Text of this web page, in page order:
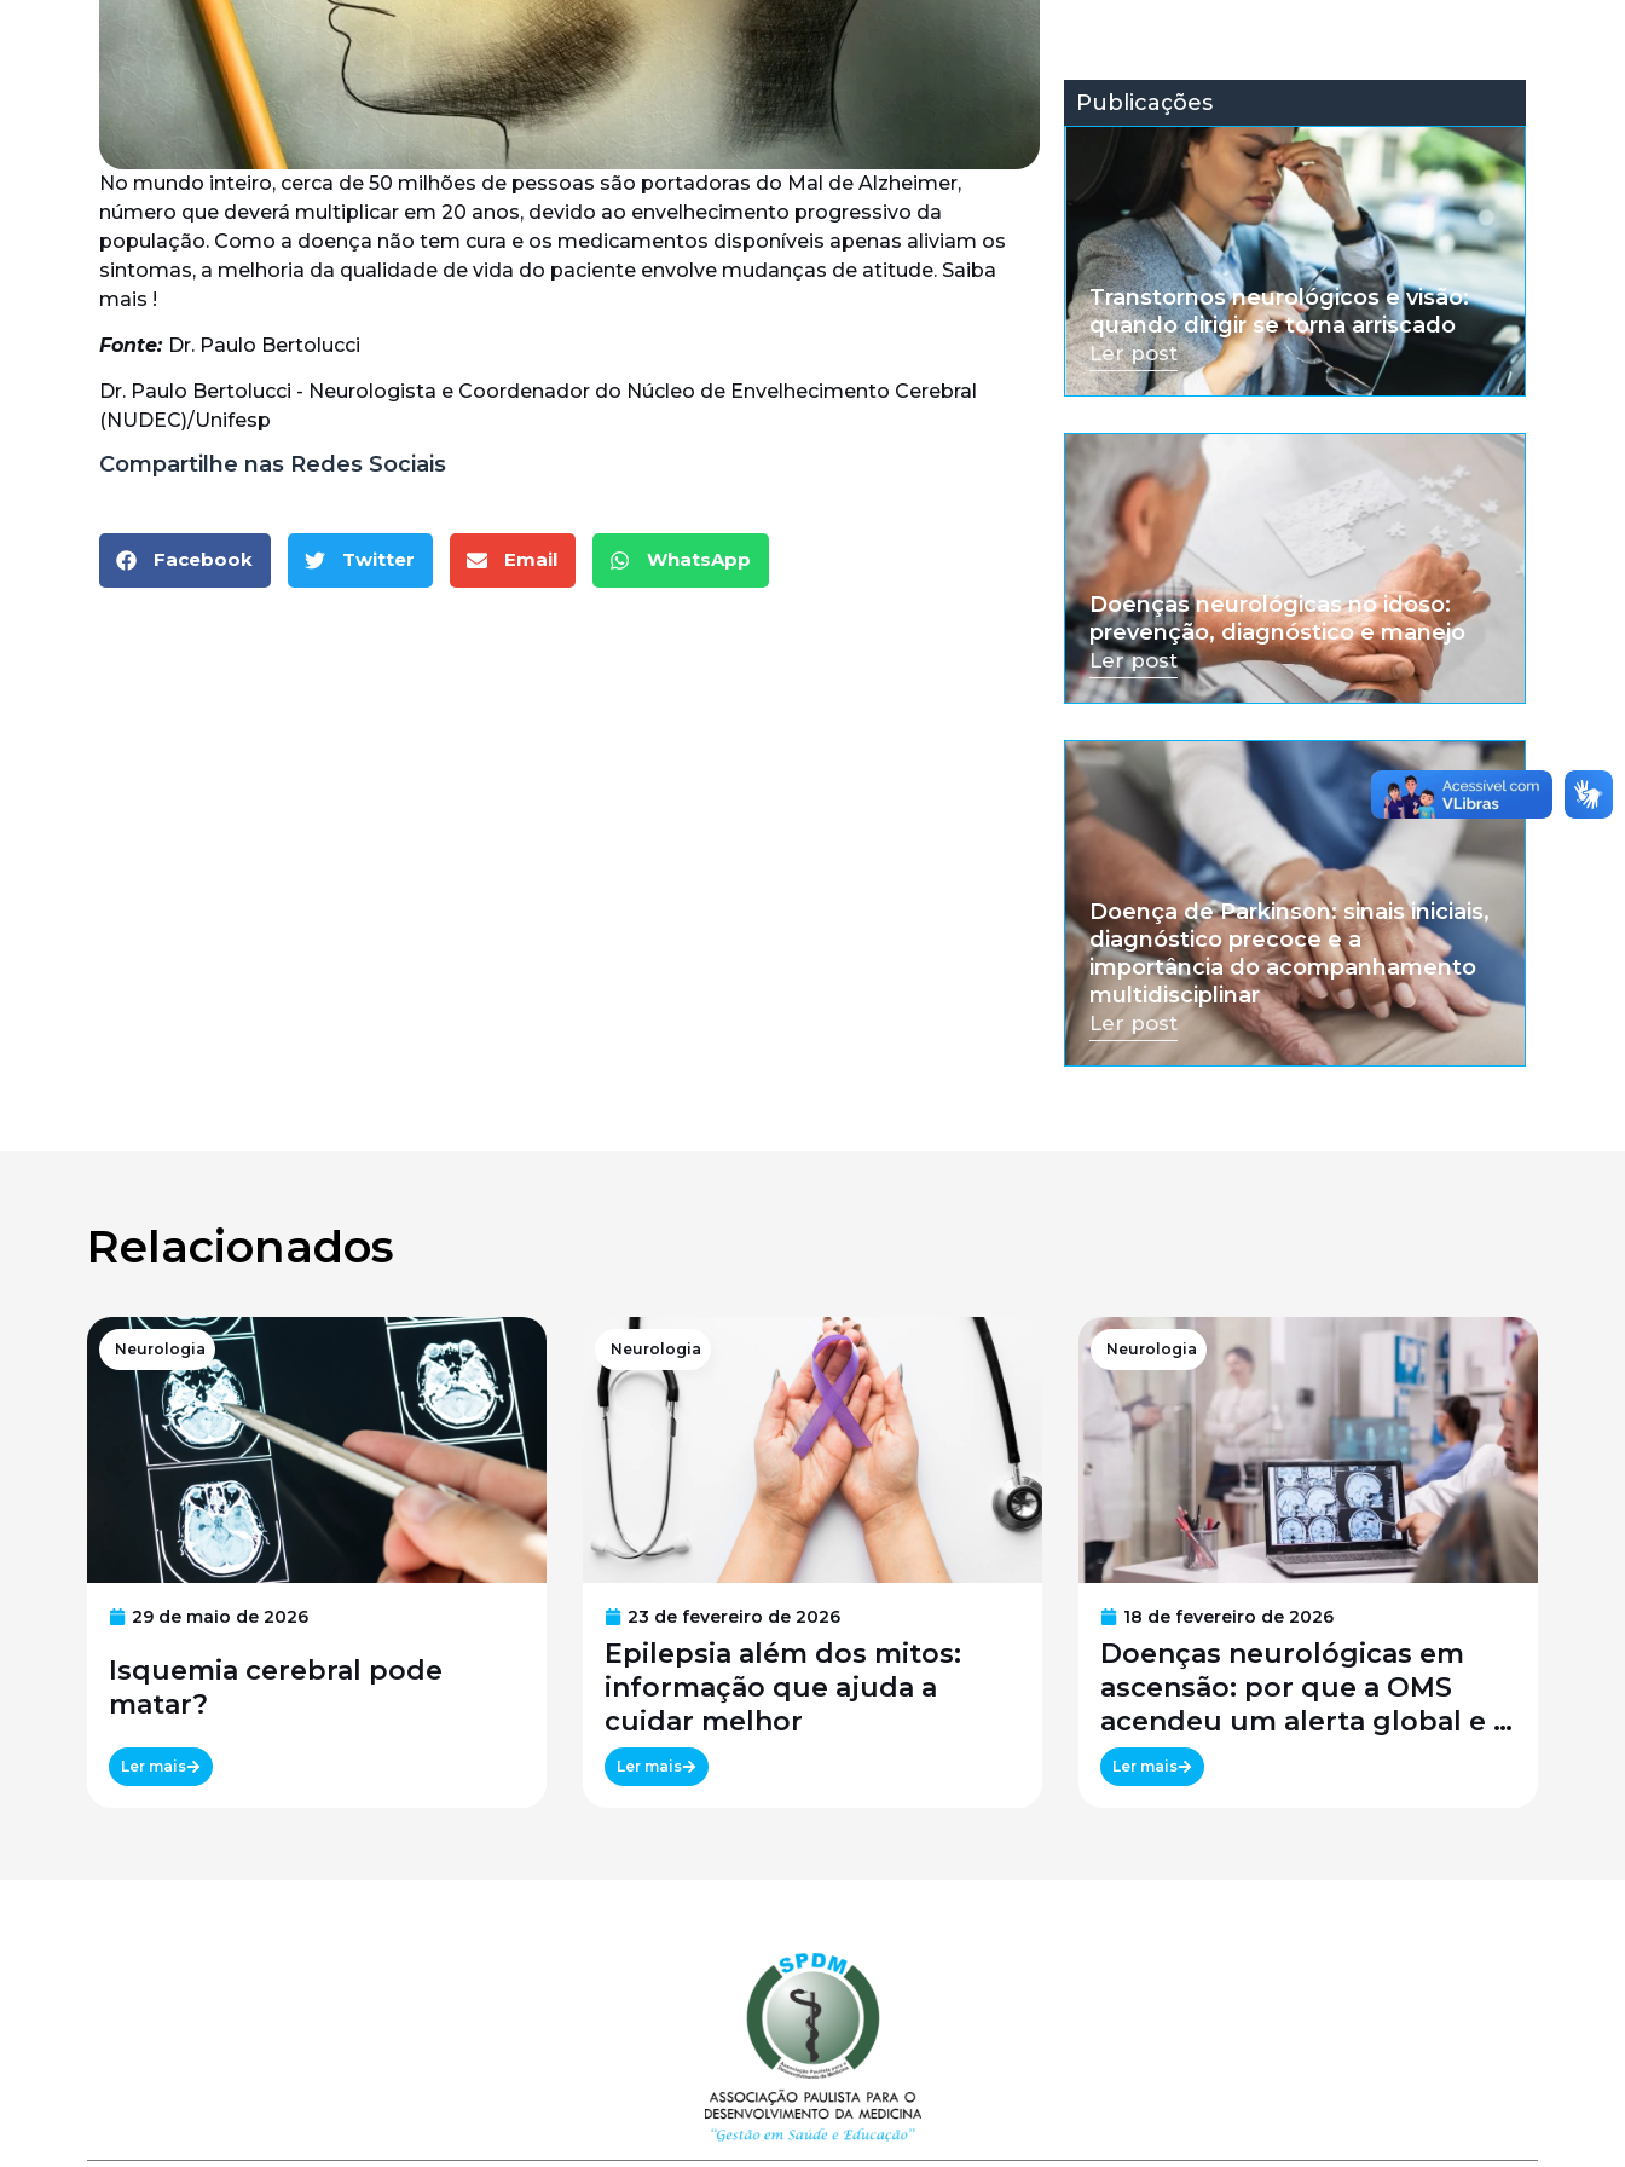
No mundo inteiro, cerca de 50 milhões de pessoas são portadoras do Mal de Alzheimer,
número que deverá multiplicar em 20 anos, devido ao envelhecimento progressivo da
população. Como a doença não tem cura e os medicamentos disponíveis apenas aliviam os
sintomas, a melhoria da qualidade de vida do paciente envolve mudanças de atitude. Saiba
mais !
Fonte: Dr. Paulo Bertolucci
Dr. Paulo Bertolucci - Neurologista e Coordenador do Núcleo de Envelhecimento Cerebral
(NUDEC)/Unifesp
Compartilhe nas Redes Sociais
Facebook Twitter Email WhatsApp
Publicações
Transtornos neurológicos e visão:
quando dirigir se torna arriscado
Ler post
Doenças neurológicas no idoso:
prevenção, diagnóstico e manejo
Ler post
Doença de Parkinson: sinais iniciais,
diagnóstico precoce e a
importância do acompanhamento
multidisciplinar
Ler post
Relacionados
Neurologia
29 de maio de 2026
Isquemia cerebral pode
matar?
Ler mais
Neurologia
23 de fevereiro de 2026
Epilepsia além dos mitos:
informação que ajuda a
cuidar melhor
Ler mais
Neurologia
18 de fevereiro de 2026
Doenças neurológicas em
ascensão: por que a OMS
acendeu um alerta global e o
que isso significa para o
Brasil
Ler mais